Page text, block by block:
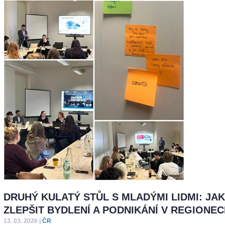
DRUHÝ KULATÝ STŮL S MLADÝMI LIDMI: JAK
ZLEPŠIT BYDLENÍ A PODNIKÁNÍ V
13. 03. 2026 ČR